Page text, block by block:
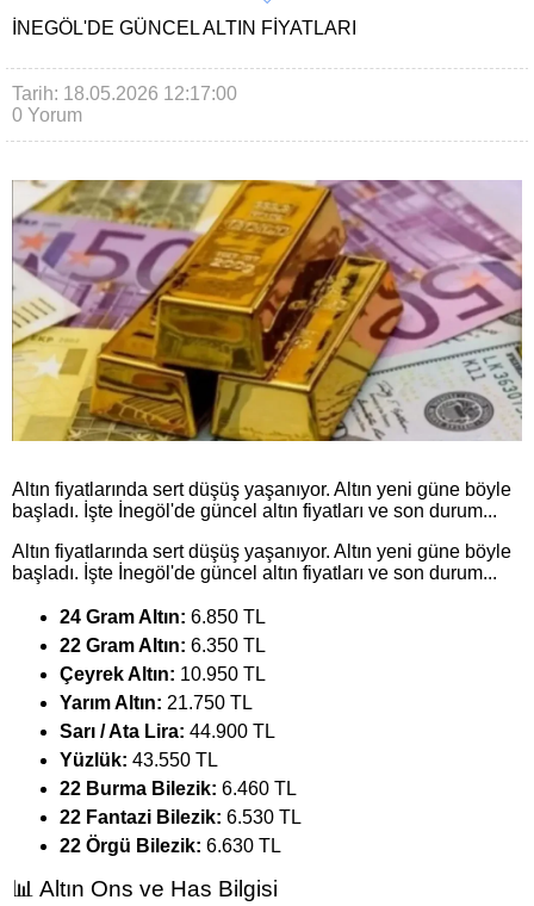
İNEGÖL'DE GÜNCEL ALTIN FIYATLARI
Tarih: 18.05.2026 12:17:00
0 Yorum
Altın fiyatlarında sert düşüş yaşanıyor. Altın yeni güne böyle
başladı. İşte İnegöl'de güncel altın fiyatları ve son durum...
Altın fiyatlarında sert düşüş yaşanıyor. Altın yeni güne böyle
başladı. İşte İnegöl'de güncel altın fiyatları ve son durum...
24 Gram Altın: 6.850 TL
22 Gram Altın: 6.350 TL
Çeyrek Altın: 10.950 TL
Yarım Altın: 21.750 TL
Sarı / Ata Lira: 44.900 TL
Yüzlük: 43.550 TL
22 Burma Bilezik: 6.460 TL
22 Fantazi Bilezik: 6.530 TL
22 Örgü Bilezik: 6.630 TL
📊 Altın Ons ve Has Bilgisi